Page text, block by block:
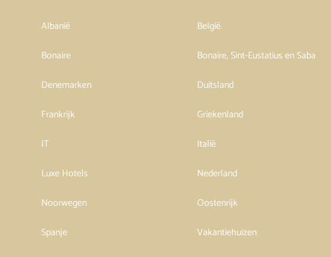
Albanië België
Bonaire
Bonaire, Sint-Eustatius en Saba
Denemarken
Duitsland
Frankrijk
Griekenland
IT
Italië
Luxe Hotels
Nederland
Noorwegen
Oostenrijk
Spanje
Vakantiehuizen